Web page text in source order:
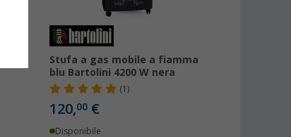
Stufa a gas mobile a fiamma
blu Bartolini 4200 W nera
(1)
120,00 €
Disponibile